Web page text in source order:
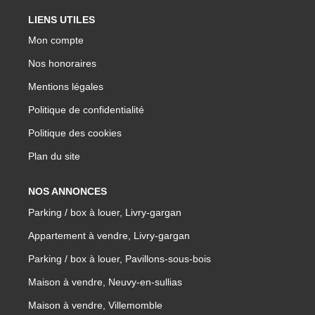
LIENS UTILES
Mon compte
Nos honoraires
Mentions légales
Politique de confidentialité
Politique des cookies
Plan du site
NOS ANNONCES
Parking / box à louer, Livry-gargan
Appartement à vendre, Livry-gargan
Parking / box à louer, Pavillons-sous-bois
Maison à vendre, Neuvy-en-sullias
Maison à vendre, Villemomble